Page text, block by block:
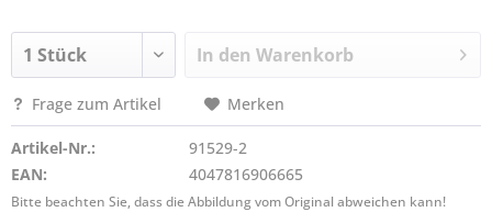
In den Warenkorb
Frage zum Artikel Merken
Artikel-Nr.:
91529-2
EAN:
4047816906665
Bitte beachten Sie, dass die Abbildung vom Original abweichen kann!